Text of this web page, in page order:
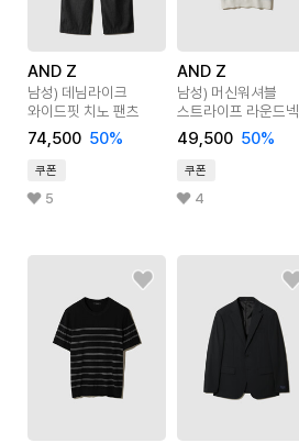
AND Z
남성) 데님라이크
와이드핏 치노 팬츠
74,500 50%
쿠폰
5
AND Z
남성) 머신워셔블
스트라이프 라운드넥
스웨터
49,500 50%
쿠폰
4